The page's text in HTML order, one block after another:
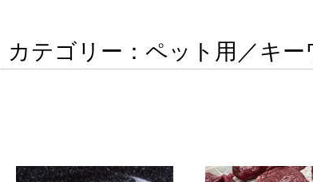
カテゴリー：ペット用／キー